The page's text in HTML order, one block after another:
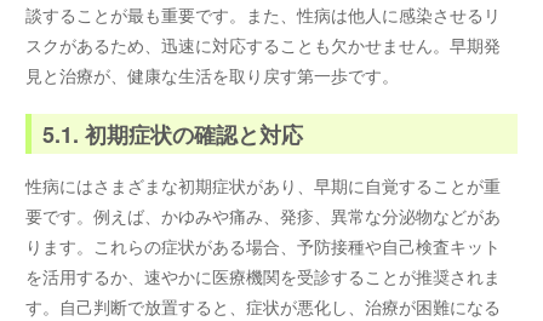
談することが最も重要です。また、性病は他人に感染させるリ
スクがあるため、迅速に対応することも欠かせません。早期発
見と治療が、健康な生活を取り戻す第一歩です。
5.1. 初期症状の確認と対応
性病にはさまざまな初期症状があり、早期に自覚することが重
要です。例えば、かゆみや痛み、発疹、異常な分泌物などがあ
ります。これらの症状がある場合、予防接種や自己検査キット
を活用するか、速やかに医療機関を受診することが推奨されま
す。自己判断で放置すると、症状が悪化し、治療が困難になる